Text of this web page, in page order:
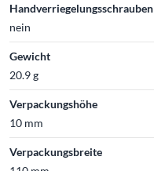
Handverriegelungsschrauben
nein
Gewicht
20.9 g
Verpackungshöhe
10 mm
Verpackungsbreite